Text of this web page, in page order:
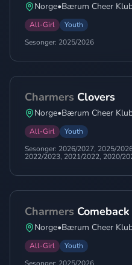
Norge•Bærum Cheer
All-Girl
Youth
Sesonger: 2025/2026
Charmers Clovers
Norge•Bærum Cheer
All-Girl
Youth
Sesonger: 2026/2027, 2025/
2022/2023, 2021/2022, 2020/
Charmers Comeback
Norge•Bærum Cheer
All-Girl
Youth